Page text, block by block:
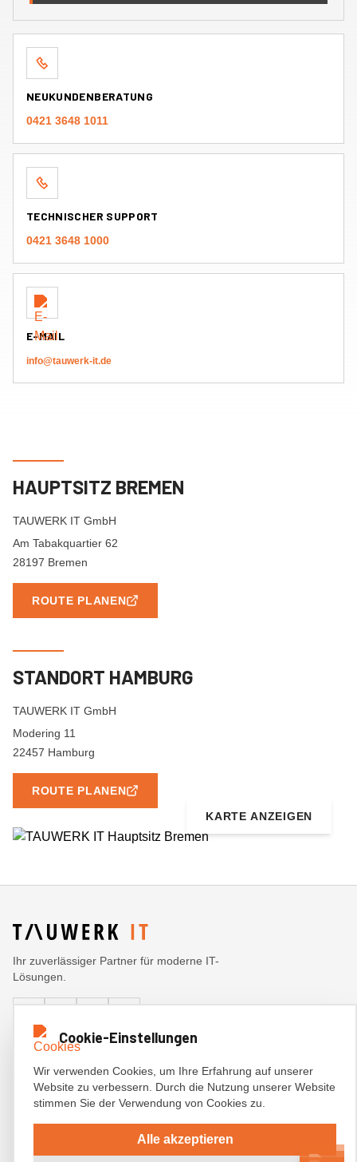
NEUKUNDENBERATUNG
0421 3648 1011
TECHNISCHER SUPPORT
0421 3648 1000
E-MAIL
info@tauwerk-it.de
HAUPTSITZ BREMEN
TAUWERK IT GmbH
Am Tabakquartier 62
28197 Bremen
ROUTE PLANEN
STANDORT HAMBURG
TAUWERK IT GmbH
Modering 11
22457 Hamburg
ROUTE PLANEN
KARTE ANZEIGEN
Ihr zuverlässiger Partner für moderne IT-
Lösungen.
Modering 11, 22457 Hamburg
E-Mail
© 2026 TAUWERK IT
Cookie-Einstellungen
Wir verwenden Cookies, um Ihre Erfahrung auf unserer
Website zu verbessern. Durch die Nutzung unserer Website
stimmen Sie der Verwendung von Cookies zu.
Alle akzeptieren